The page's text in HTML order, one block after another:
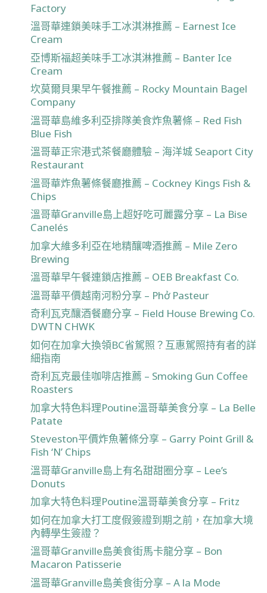
Factory
溫哥華連鎖美味手工冰淇淋推薦 – Earnest Ice
Cream
亞博斯福超美味手工冰淇淋推薦 – Banter Ice
Cream
坎莫爾貝果早午餐推薦 – Rocky Mountain Bagel
Company
溫哥華島維多利亞排隊美食炸魚薯條 – Red Fish
Blue Fish
溫哥華正宗港式茶餐廳體驗 – 海洋城 Seaport City
Restaurant
溫哥華炸魚薯條餐廳推薦 – Cockney Kings Fish &
Chips
溫哥華Granville島上超好吃可麗露分享 – La Bise
Canelés
加拿大維多利亞在地精釀啤酒推薦 – Mile Zero
Brewing
溫哥華早午餐連鎖店推薦 – OEB Breakfast Co.
溫哥華平價越南河粉分享 – Phở Pasteur
奇利瓦克釀酒餐廳分享 – Field House Brewing Co.
DWTN CHWK
如何在加拿大換領BC省駕照？互惠駕照持有者的詳
細指南
奇利瓦克最佳咖啡店推薦 – Smoking Gun Coffee
Roasters
加拿大特色料理Poutine溫哥華美食分享 – La Belle
Patate
Steveston平價炸魚薯條分享 – Garry Point Grill &
Fish ‘N’ Chips
溫哥華Granville島上有名甜甜圈分享 – Lee’s
Donuts
加拿大特色料理Poutine溫哥華美食分享 – Fritz
如何在加拿大打工度假簽證到期之前，在加拿大境
內轉學生簽證？
溫哥華Granville島美食街馬卡龍分享 – Bon
Macaron Patisserie
溫哥華Granville島美食街分享 – A la Mode